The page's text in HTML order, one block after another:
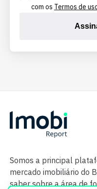
com os Termos de
Somos a principal
mercado imobiliário do
saber sobre a área de